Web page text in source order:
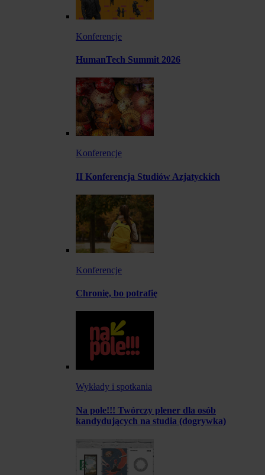
Konferencje
HumanTech Summit 2026
Konferencje
II Konferencja Studiów Azjatyckich
Konferencje
Chronię, bo potrafię
Wykłady i spotkania
Na pole!!! Twórczy plener dla osób
kandydujących na studia (dogrywka)